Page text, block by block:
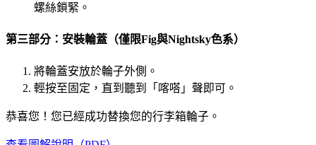
螺絲鎖緊。
第三部分：安裝輪蓋（僅限Fig與Nightsky色系）
將輪蓋安放於輪子外側。
輕按至固定，直到聽到「喀嗒」聲即可。
恭喜您！您已經成功替換您的行李箱輪子。